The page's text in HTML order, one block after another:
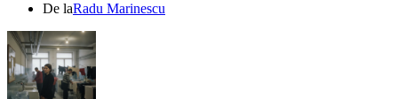
De laRadu Marinescu